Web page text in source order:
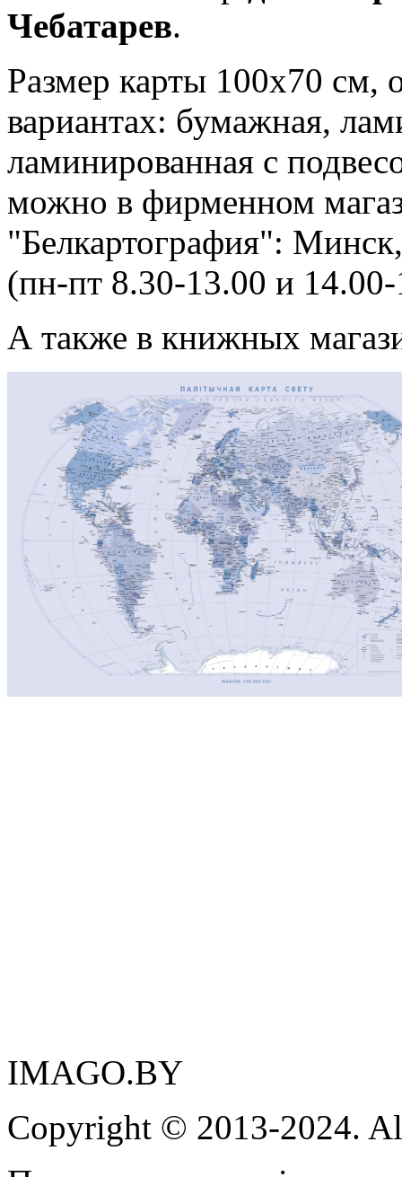
Чебатарев.
Размер карты 100х70 см,
вариантах: бумажная,
ламинированная с
можно в фирменном
"Белкартография":
(пн-пт 8.30-13.00 и
А также в книжных
IMAGO.BY
Copyright © 2013-2024.